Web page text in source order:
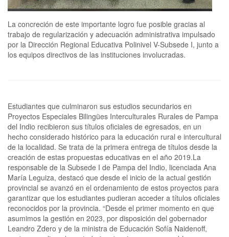
La concreción de este importante logro fue posible gracias al
trabajo de regularización y adecuación administrativa impulsado
por la Dirección Regional Educativa Polinivel V-Subsede I, junto a
los equipos directivos de las instituciones involucradas.
Estudiantes que culminaron sus estudios secundarios en
Proyectos Especiales Bilingües Interculturales Rurales de Pampa
del Indio recibieron sus títulos oficiales de egresados, en un
hecho considerado histórico para la educación rural e intercultural
de la localidad. Se trata de la primera entrega de títulos desde la
creación de estas propuestas educativas en el año 2019.La
responsable de la Subsede I de Pampa del Indio, licenciada Ana
María Leguiza, destacó que desde el inicio de la actual gestión
provincial se avanzó en el ordenamiento de estos proyectos para
garantizar que los estudiantes pudieran acceder a títulos oficiales
reconocidos por la provincia. “Desde el primer momento en que
asumimos la gestión en 2023, por disposición del gobernador
Leandro Zdero y de la ministra de Educación Sofía Naidenoff,